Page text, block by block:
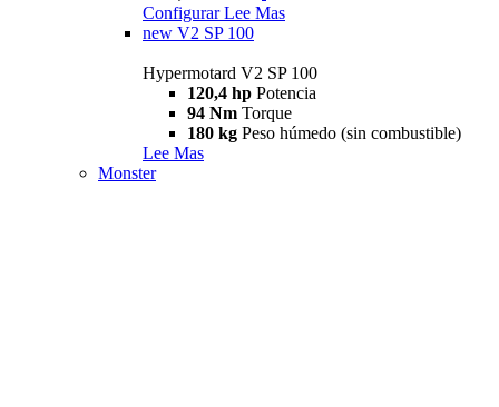
Configurar Lee Mas
new V2 SP 100
Hypermotard V2 SP 100
120,4 hp Potencia
94 Nm Torque
180 kg Peso húmedo (sin combustible)
Lee Mas
Monster